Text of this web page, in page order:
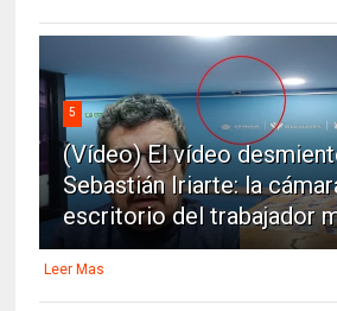
5
(Vídeo) El vídeo
Sebastián Iriarte: la
escritorio del trabajador
Leer Mas